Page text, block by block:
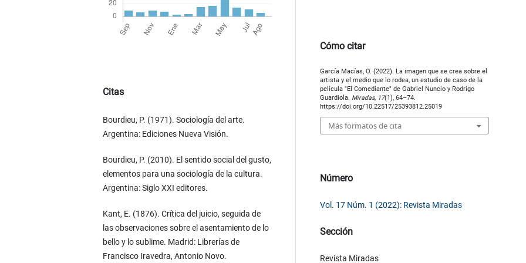
Citas
Bourdieu, P. (1971). Sociología del arte.
Argentina: Ediciones Nueva Visión.
Bourdieu, P. (2010). El sentido social del gusto,
elementos para una sociología de la cultura.
Argentina: Siglo XXI editores.
Kant, E. (1876). Crítica del juicio, seguida de
las observaciones sobre el asentamiento de lo
bello y lo sublime. Madrid: Librerías de
Francisco Iravedra, Antonio Novo.
Cómo citar
García Macías, O. (2022). La imagen que se crea sobre el
artista y el medio que lo rodea, un estudio de caso de la
película "El Comediante" de Gabriel Nuncio y Rodrigo
Guardiola. Miradas, 17(1), 64–74.
https://doi.org/10.22517/25393812.25019
Más formatos de cita
Número
Vol. 17 Núm. 1 (2022): Revista Miradas
Sección
Revista Miradas